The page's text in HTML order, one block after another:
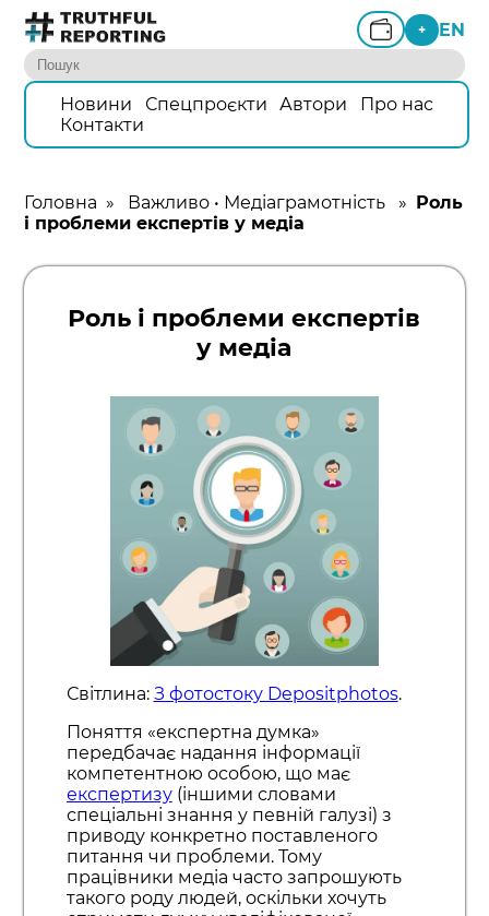
+ EN
Новини Спецпроєкти Автори
Про нас
Контакти
Головна » Важливо • Медіаграмотність » Роль
і проблеми експертів у медіа
Роль і проблеми експертів
у медіа
Світлина: З фотостоку Depositphotos.
Поняття «експертна думка»
передбачає надання інформації
компетентною особою, що має
експертизу(іншими словами
спеціальні знання у певній галузі) з
приводу конкретно поставленого
питання чи проблеми. Тому
працівники медіа часто запрошують
такого роду людей, оскільки хочуть